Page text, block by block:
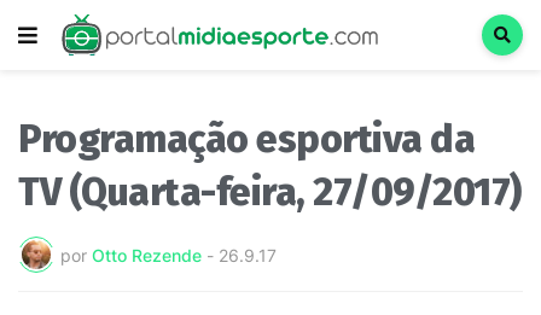
Programação esportiva da
TV (Quarta-feira, 27/09/2017)
por Otto Rezende - 26.9.17